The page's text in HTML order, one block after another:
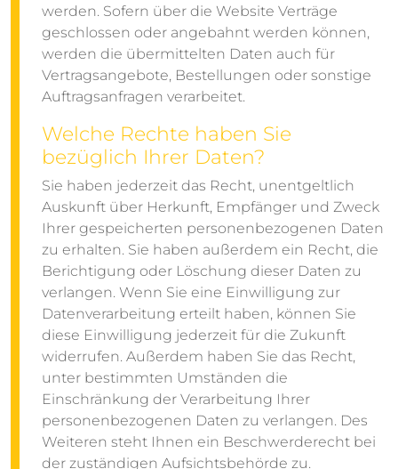
werden. Sofern über die Website Verträge
geschlossen oder angebahnt werden können,
werden die übermittelten Daten auch für
Vertragsangebote, Bestellungen oder sonstige
Auftragsanfragen verarbeitet.
Welche Rechte haben Sie
bezüglich Ihrer Daten?
Sie haben jederzeit das Recht, unentgeltlich
Auskunft über Herkunft, Empfänger und Zweck
Ihrer gespeicherten personenbezogenen Daten
zu erhalten. Sie haben außerdem ein Recht, die
Berichtigung oder Löschung dieser Daten zu
verlangen. Wenn Sie eine Einwilligung zur
Datenverarbeitung erteilt haben, können Sie
diese Einwilligung jederzeit für die Zukunft
widerrufen. Außerdem haben Sie das Recht,
unter bestimmten Umständen die
Einschränkung der Verarbeitung Ihrer
personenbezogenen Daten zu verlangen. Des
Weiteren steht Ihnen ein Beschwerderecht bei
der zuständigen Aufsichtsbehörde zu.